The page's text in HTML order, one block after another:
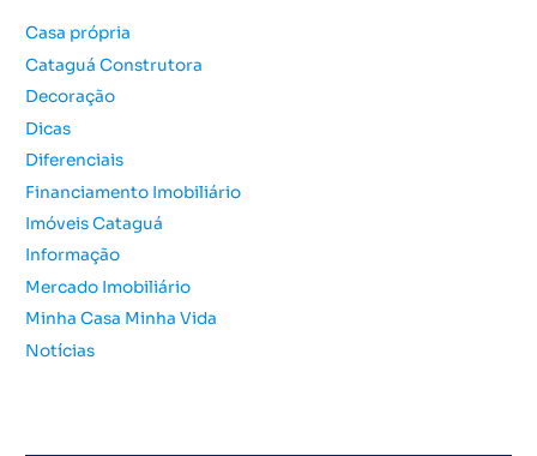
a
r
p
o
r
Casa própria
Cataguá Construtora
Decoração
Dicas
Diferenciais
Financiamento Imobiliário
Imóveis Cataguá
Informação
Mercado Imobiliário
Minha Casa Minha Vida
Notícias